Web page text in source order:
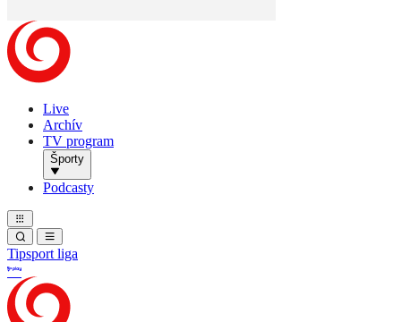
Live
Archív
TV program
Športy
Podcasty
Tipsport liga